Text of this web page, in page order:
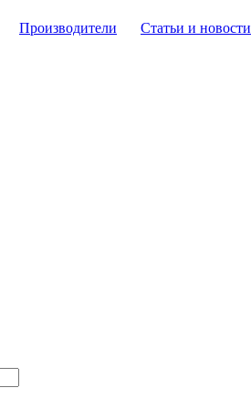
Производители Статьи и новости